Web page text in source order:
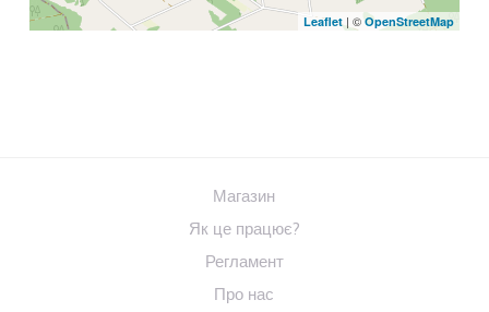
Leaflet| © OpenStreetMap
Магазин
Як це працює?
Регламент
Про нас